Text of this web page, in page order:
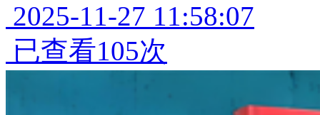
2025-11-27 11:58:07
已查看105次